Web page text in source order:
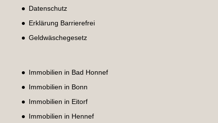
Datenschutz
Erklärung Barrierefrei
Geldwäschegesetz
Immobilien in Bad Honnef
Immobilien in Bonn
Immobilien in Eitorf
Immobilien in Hennef